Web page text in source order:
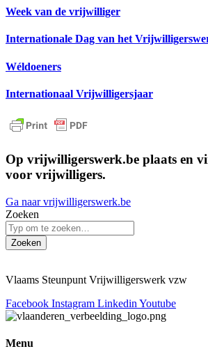
Week van de vrijwilliger
Internationale Dag van het
Wéldoeners
Internationaal Vrijwilligersjaar
Op vrijwilligerswerk.be plaats en
voor vrijwilligers.
Ga naar vrijwilligerswerk.be
Zoeken
Zoeken
Vlaams Steunpunt Vrijwilligerswerk vzw
Facebook Instagram Linkedin Youtube
Menu